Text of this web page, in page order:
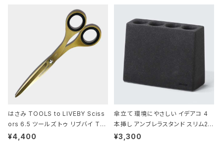
はさみ TOOLS to LIVEBY Sciss
ors 6.5 ツールズ トゥ リブバイ TL
010 シザーズ 6.5 ゴールド
¥4,400
傘立て 環境にやさしい イデアコ 4
本挿し アンブレラスタンド スリム2 i
deaco Umbrella Stand slim2 s
¥3,300